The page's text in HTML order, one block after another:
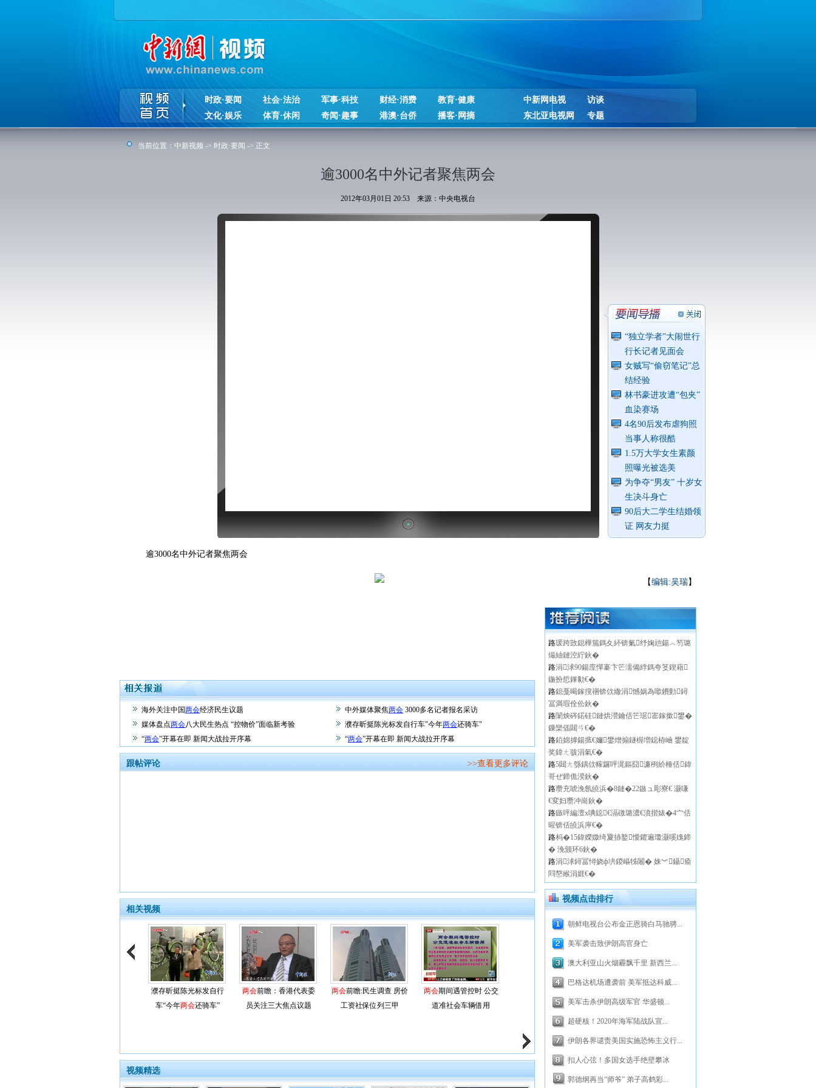
时政·要闻 社会·法治 军事·科技 财经·消费
教育·健康
文化·娱乐
体育·休闲 奇闻·趣事 港澳·台侨 播客·网摘
中新网电视
访谈
东北亚电视网
专题
当前位置： 中新视频 -> 时政·要闻 -> 正文
逾3000名中外记者聚焦两会
2012年03月01日 20:53 来源：中央电视台
“独立学者”大闹世行
行长记者见面会
女贼写“偷窃笔记”总
结经验
林书豪进攻遭“包夹”
血染赛场
4名90后发布虐狗照
当事人称很酷
1.5万大学女生素颜
照曝光被选美
为争夺“男友” 十岁女
生决斗身亡
90后大二学生结婚领
证 网友力挺
逾3000名中外记者聚焦两会
【编辑:吴瑞】
海外关注中国两会经济民生议题 中外媒体聚焦两会 3000多名记者报名采访
媒体盘点两会八大民生热点 “控物价”面临新考验 濮存昕挺陈光标发自行车"今年两会还骑车"
“两会”开幕在即 新闻大战拉开序幕 “两会”开幕在即 新闻大战拉开序幕
跟帖评论 >>查看更多评论
相关视频
濮存昕挺陈光标发自行
车“今年两会还骑车”
两会前瞻：香港代表委
员关注三大焦点议题
两会前瞻:民生调查 房价
工资社保位列三甲
两会期间遇管控时 公交
道准社会车辆借用
视频精选
路瑗跨敳鎴樺箷鎷夊紑锛氭纾婅兘鍚︿笉璐
熶紬鏈涳紵鈥�
路涓浗90鍚庢憚褰卞笀濡備綍鎷夸笅鍥藉
鍦扮悊鎽勨€�
路鎴戞暍鎵撹祵锛佽繖涓憾娲為噷鐨勭鐞
冨満瑕佺伀鈥�
路闈炴硶鍩硅鏈烘瀯鑰佸笀琚寚鎵撳鐢�
鏁欒偛閮ㄢ€�
路銆婂摢鍚掋€嬭鐢熷搧鐩楃増鐚栫崡 鐢靛
奖鍏ㄤ骇涓氣€�
路5閮ㄤ綔鍝佽幏鑼呯浘鏂囧濂栵紒棰佸鍏
哥ぜ鍗佹湀鈥�
路瓒充唬浼氬皢浜�8鏈�22鏃ュ彫寮€ 灏嗛
€変妇瓒冲崗鈥�
路鏃呯編澶х唺鐚€滆礉璐濃€濆揩婊�4宀佸
暒锛佸皢浜庘€�
路杩�15鍏嬫媺绮夐捇鐜懓鑺遍瓊灏嗘媿鍗
� 浼颁环6鈥�
路涓浗鐞冨憳娆ф垬鍐嶇牬闂� 姝︾鑷瘉
閰嶅緱涓娾€�
视频点击排行
朝鲜电视台公布金正恩骑白马驰骋...
美军袭击致伊朗高官身亡
澳大利亚山火烟霾飘千里 新西兰...
巴格达机场遭袭前 美军抵达科威...
美军击杀伊朗高级军官 华盛顿...
超硬核！2020年海军陆战队宣...
伊朗各界谴责美国实施恐怖主义行...
扣人心弦！多国女选手绝壁攀冰
郭德纲再当“师爷” 弟子高鹤彩...